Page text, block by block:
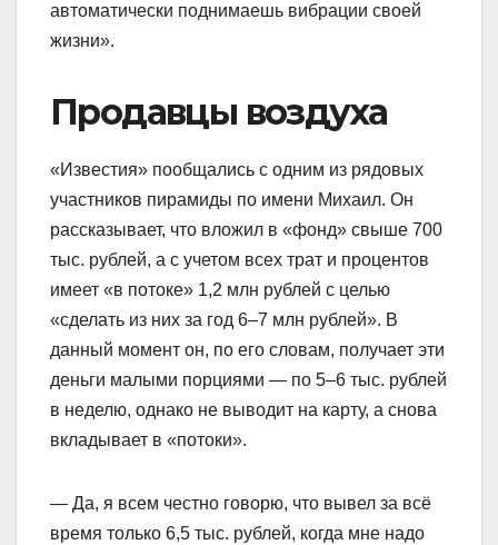
автоматически поднимаешь вибрации своей
жизни».
Продавцы воздуха
«Известия» пообщались с одним из рядовых
участников пирамиды по имени Михаил. Он
рассказывает, что вложил в «фонд» свыше 700
тыс. рублей, а с учетом всех трат и процентов
имеет «в потоке» 1,2 млн рублей с целью
«сделать из них за год 6–7 млн рублей». В
данный момент он, по его словам, получает эти
деньги малыми порциями — по 5–6 тыс. рублей
в неделю, однако не выводит на карту, а снова
вкладывает в «потоки».
— Да, я всем честно говорю, что вывел за всё
время только 6,5 тыс. рублей, когда мне надо